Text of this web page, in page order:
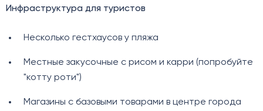
Инфраструктура для туристов
Несколько гестхаусов у пляжа
Местные закусочные с рисом и карри (попробуйте
"котту роти")
Магазины с базовыми товарами в центре города